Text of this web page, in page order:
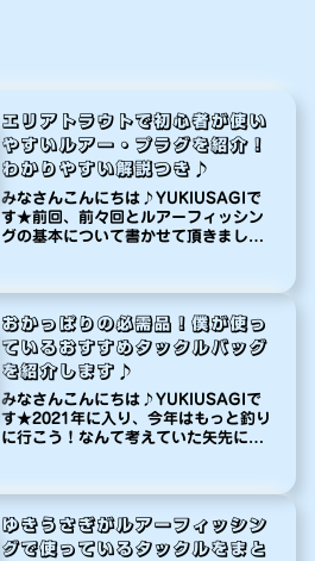
エリアトラウトで初心者が使い
やすいルアー・プラグを紹介！
わかりやすい解説つき♪
みなさんこんにちは♪YUKIUSAGIで
す★前回、前々回とルアーフィッシン
グの基本について書かせて頂きまし
ズン！という事で今回は未経験の方、
初心者の方でも即戦力として使える...
おかっぱりの必需品！僕が使っ
ているおすすめタックルバッグ
を紹介します♪
みなさんこんにちは♪YUKIUSAGIで
す★2021年に入り、今年はもっと釣り
に行こう！なんて考えていた矢先に緊
よう自粛しております（涙）まあ、人
のいない所を見つけたらいつ...
ゆきうさぎがルアーフィッシン
グで使っているタックルをまと